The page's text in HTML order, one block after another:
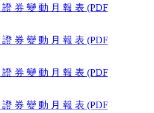
券 變 動 月 報 表 (PDF
券 變 動 月 報 表 (PDF
券 變 動 月 報 表 (PDF
券 變 動 月 報 表 (PDF